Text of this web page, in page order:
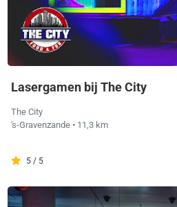
Lasergamen bij The City
The City
's-Gravenzande • 11,3 km
5 / 5